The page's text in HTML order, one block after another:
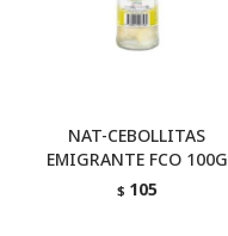
NAT-CEBOLLITAS
EMIGRANTE FCO 100G
$ 105